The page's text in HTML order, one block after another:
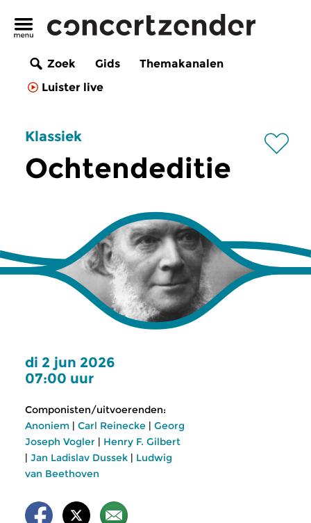
Zoek Gids
Themakanalen
Luister live
Klassiek
Ochtendeditie
di 2 jun 2026
07:00 uur
Componisten/uitvoerenden:
Anoniem | Carl Reinecke | Georg
Joseph Vogler | Henry F. Gilbert
| Jan Ladislav Dussek | Ludwig
van Beethoven